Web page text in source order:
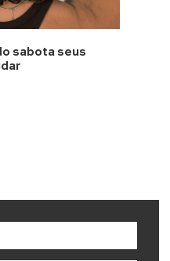
sabota seus